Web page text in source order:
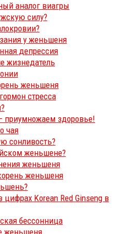
аналог виагры
силу?
у женьшеня
депрессия
жизнедатель
женьшеня
стресса
здоровье!
чая
сонливость?
женьшене?
женьшеня
женьшеня
Korean Red Ginseng в
бессонница
женьшеня